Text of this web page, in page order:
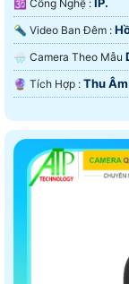
🕉️ Công Nghệ :
🔦 Video Ban Đêm :
🌧️ Camera Theo Mẫu
️🔮 Tích Hợp : Thu